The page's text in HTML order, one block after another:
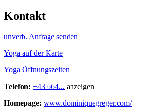
Kontakt
unverb. Anfrage senden
Yoga auf der Karte
Yoga Öffnungszeiten
Telefon: +43 664... anzeigen
Homepage: www.dominiquegreger.com/